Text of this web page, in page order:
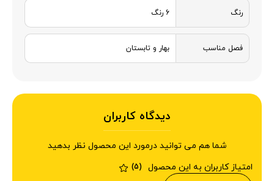
رنگ 6 رنگ
فصل مناسب بهار و تابستان
دیدگاه کاربران
شما هم می توانید درمورد این محصول نظر بدهید
امتیاز کاربران به این محصول
(5)